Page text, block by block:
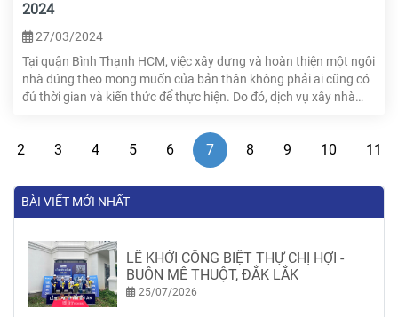
2024
27/03/2024
Tại quận Bình Thạnh HCM, việc xây dựng và hoàn thiện một ngôi
nhà đúng theo mong muốn của bản thân không phải ai cũng có
đủ thời gian và kiến thức để thực hiện. Do đó, dịch vụ xây nhà
sử dụng dịch vụ xây nhà trọn gói tại quận Bình Thạnh HCM hay
không, báo giá xây nhà trọn gói như thế nào,... Tất cả các câu
hỏi sẽ được HTcons giải đáp trong bài viết này.
2 3 4 5 6 7 8 9 10 11
BÀI VIẾT MỚI NHẤT
LỄ KHỞI CÔNG BIỆT THỰ CHỊ HỢI -
BUÔN MÊ THUỘT, ĐẮK LẮK
25/07/2026